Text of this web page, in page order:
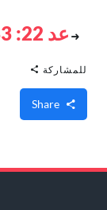
عد 22: 33
للمشاركة